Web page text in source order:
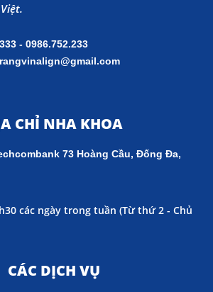
- 0986.752.233
CHỈ NHA KHOA
73 Hoàng Cầu, Đống Đa,
các ngày trong tuần (Từ thứ 2 - Chủ
CÁC DỊCH VỤ